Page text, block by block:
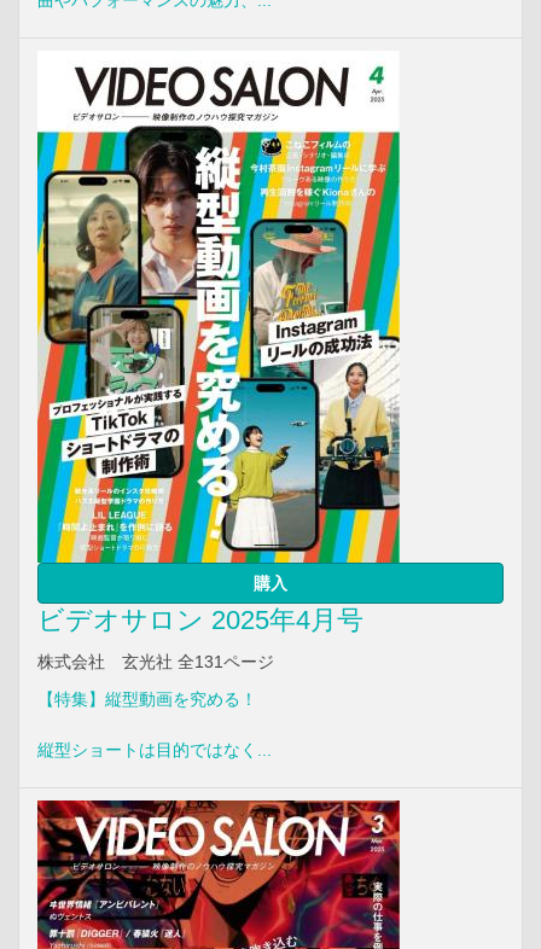
購入
ビデオサロン 2025年4月号
株式会社 玄光社 全131ページ
【特集】縦型動画を究める！
縦型ショートは目的ではなく...